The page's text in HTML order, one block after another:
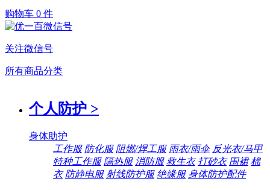
购物车 0 件
关注微信号
所有商品分类
个人防护 >
身体助护
工作服 防化服 阻燃/焊工服 雨衣/雨伞 反光衣/马甲
特种工作服 隔热服 消防服 救生衣 打砂衣 围裙 棉
衣 防静电服 射线防护服 绝缘服 身体防护配件